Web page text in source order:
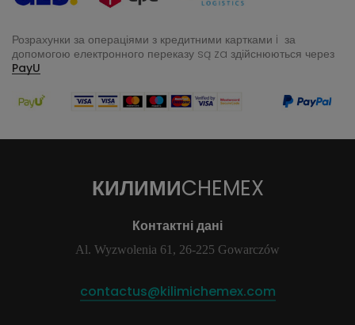
Розрахунки за операціями з кредитними картками i за
допомогою електронного переказу są za здійснюються через
PayU
КИЛИМИCHEMEX
Контактні дані
Al. Wyzwolenia 61, 26-225 Gowarczów
contactus@kilimichemex.com